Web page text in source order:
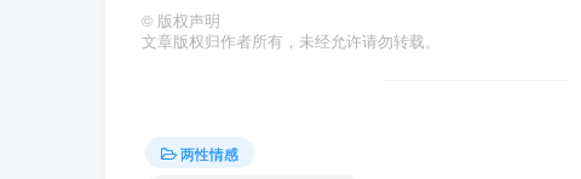
© 版权声明
文章版权归作者所有，未经允许请勿转载。
两性情感